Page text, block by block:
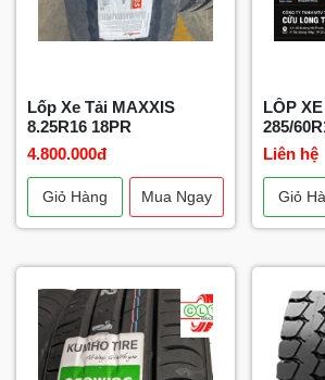
Lốp Xe Tải MAXXIS
8.25R16 18PR
4.800.000đ
Giỏ Hàng Mua Ngay
LỐP
285/
Liên hệ
Giỏ